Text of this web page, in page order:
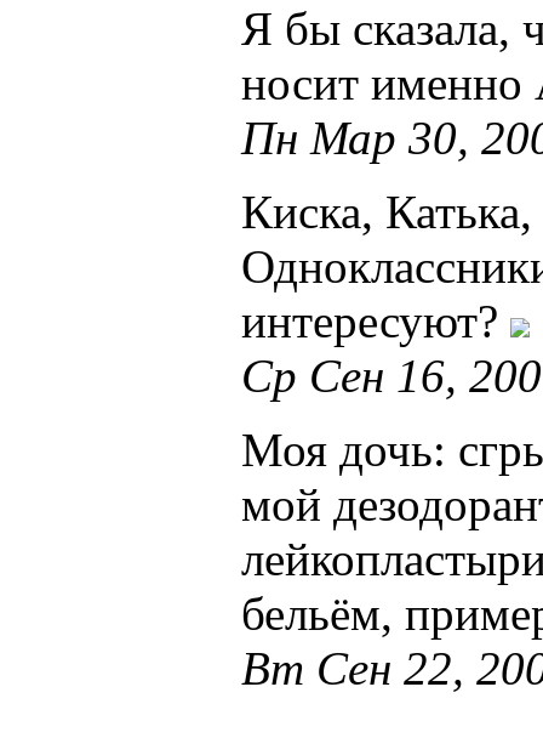
Я бы сказала,
носит
Пн Мар 30,
Киска,
интересуют?
Ср Сен 16,
Моя дочь:
мой
бельём,
Вт Сен 22,